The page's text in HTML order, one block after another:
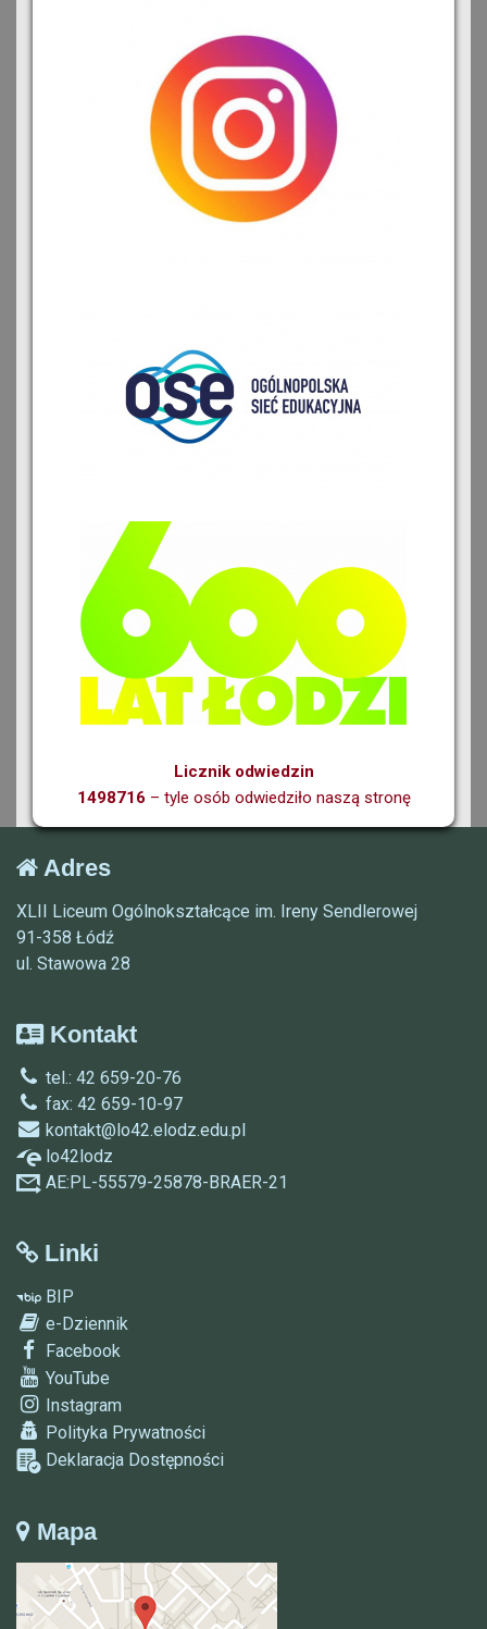
Licznik odwiedzin
1498716 – tyle osób odwiedziło naszą stronę
Adres
XLII Liceum Ogólnokształcące im. Ireny Sendlerowej
91-358 Łódź
ul. Stawowa 28
Kontakt
tel.: 42 659-20-76
fax: 42 659-10-97
kontakt@lo42.elodz.edu.pl
lo42lodz
AE:PL-55579-25878-BRAER-21
Linki
BIP
e-Dziennik
Facebook
YouTube
Instagram
Polityka Prywatności
Deklaracja Dostępności
Mapa